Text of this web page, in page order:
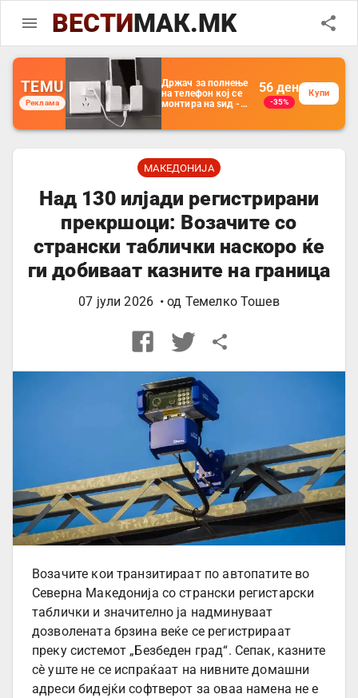
ВЕСТИМАК.MK
TEMU
Реклама
Држач за полнење
на телефон кој се
монтира на ѕид -
организатор за
далечински
управувач
56 ден
-35%
Купи
МАКЕДОНИЈА
Над 130 илјади регистрирани
прекршоци: Возачите со
странски таблички наскоро ќе
ги добиваат казните на граница
07 јули 2026 • од Темелко Тошев
Возачите кои транзитираат по автопатите во
Северна Македонија со странски регистарски
таблички и значително ја надминуваат
дозволената брзина веќе се регистрираат
преку системот „Безбеден град“. Сепак, казните
сè уште не се испраќаат на нивните домашни
адреси бидејќи софтверот за оваа намена не е